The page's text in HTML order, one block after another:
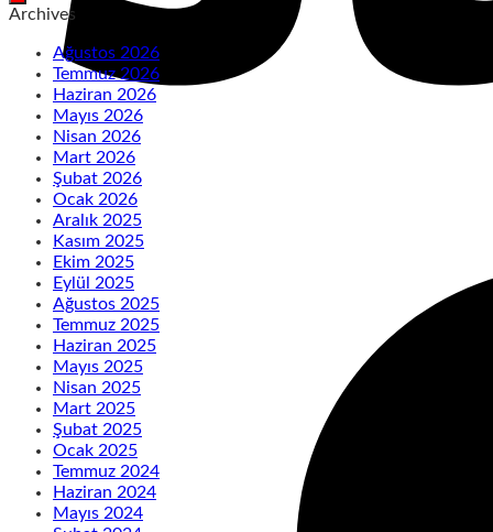
Archives
Ağustos 2026
Temmuz 2026
Haziran 2026
Mayıs 2026
Nisan 2026
Mart 2026
Şubat 2026
Ocak 2026
Aralık 2025
Kasım 2025
Ekim 2025
Eylül 2025
Ağustos 2025
Temmuz 2025
Haziran 2025
Mayıs 2025
Nisan 2025
Mart 2025
Şubat 2025
Ocak 2025
Temmuz 2024
Haziran 2024
Mayıs 2024